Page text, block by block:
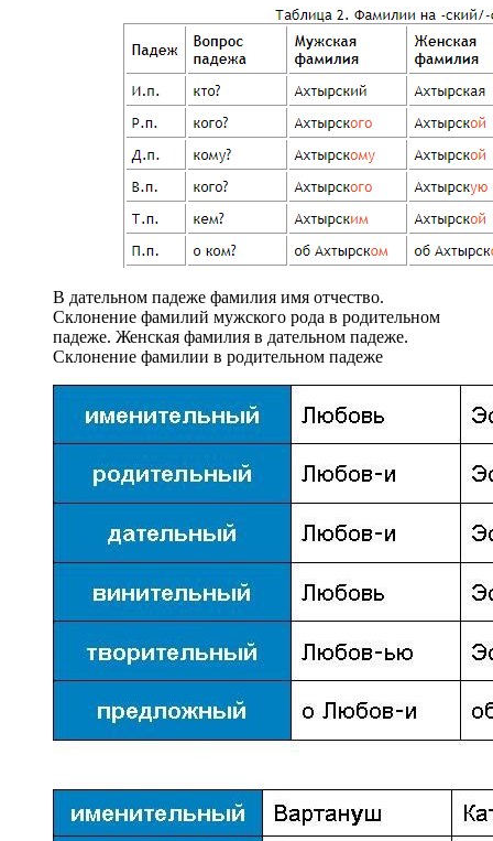
В дательном падеже фамилия имя отчество.
Склонение фамилий мужского рода в родительном
падеже. Женская фамилия в дательном падеже.
Склонение фамилии в родительном падеже